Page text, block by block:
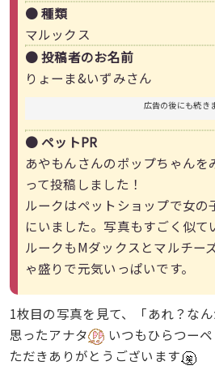
● 種類
マルックス
● 投稿者のお名前
りょーま&いずみさん
広告の後にも続き
● ペットPR
あやもんさんのポップちゃんを
って投稿しました！
ルークはペットショップで女
にいました。写真もすごく似て
ルークもMダックスとマルチー
ゃ盛りで元気いっぱいです。
1枚目の写真を見て、「あれ？な
思ったアナタ
いつもひらつー
ただきありがとうございます